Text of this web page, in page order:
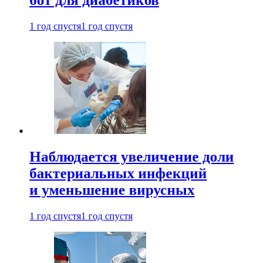
1 год спустя1 год спустя
Наблюдается увеличение доли
бактериальных инфекций
и уменьшение вирусных
1 год спустя1 год спустя